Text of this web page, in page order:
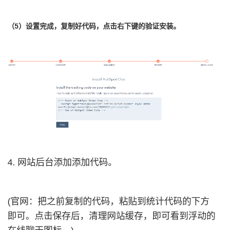
（5）设置完成，复制好代码，点击右下键的验证安装。
4. 网站后台添加添加代码。
(官网： 把之前复制的代码，粘贴到统计代码的下方
即可。点击保存后，清理网站缓存，即可看到浮动的